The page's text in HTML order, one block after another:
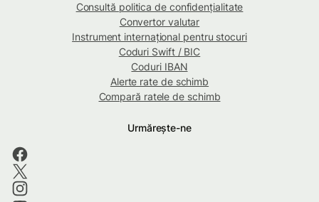
Consultă politica de confidențialitate
Convertor valutar
Instrument internațional pentru stocuri
Coduri Swift / BIC
Coduri IBAN
Alerte rate de schimb
Compară ratele de schimb
Urmărește-ne